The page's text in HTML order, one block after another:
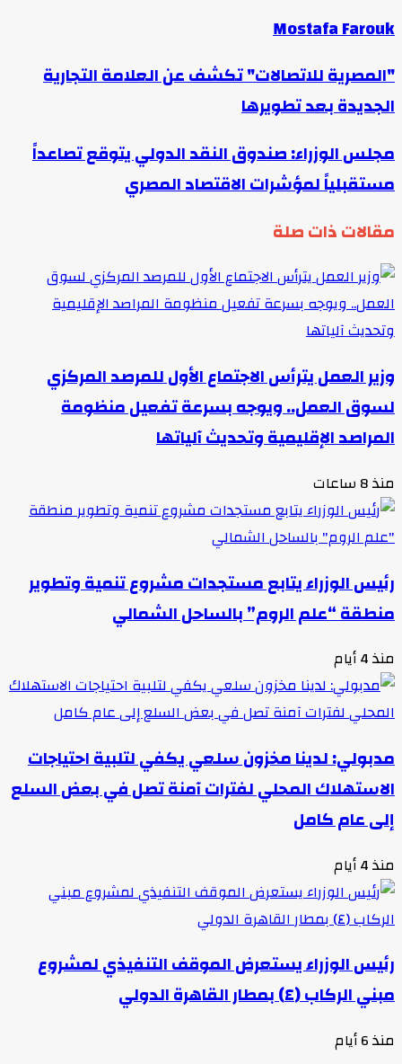
Mostafa Farouk
"المصرية للاتصالات" تكشف عن العلامة التجارية
الجديدة بعد تطويرها
مجلس الوزراء: صندوق النقد الدولي يتوقع تصاعداً
مستقبلياً لمؤشرات الاقتصاد المصري
مقالات ذات صلة
وزير العمل يترأس الاجتماع الأول للمرصد المركزي
لسوق العمل.. ويوجه بسرعة تفعيل منظومة
المراصد الإقليمية وتحديث آلياتها
منذ 8 ساعات
رئيس الوزراء يتابع مستجدات مشروع تنمية وتطوير
منطقة “علم الروم” بالساحل الشمالي
منذ 4 أيام
مدبولي: لدينا مخزون سلعي يكفي لتلبية احتياجات
الاستهلاك المحلي لفترات آمنة تصل في بعض السلع
إلى عام كامل
منذ 4 أيام
رئيس الوزراء يستعرض الموقف التنفيذي لمشروع
مبني الركاب (٤) بمطار القاهرة الدولي
منذ 6 أيام